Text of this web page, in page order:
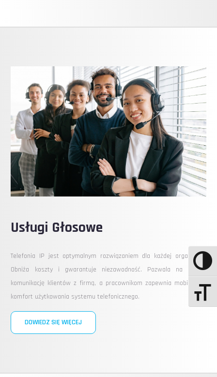
Usługi Głosowe
Telefonia IP jest optymalnym rozwiązaniem dla każdej organizacji.
Obniża koszty i gwarantuje niezawodność. Pozwala na lepszą
komunikację klientów z firmą, a pracownikom zapewnia mobilność i
komfort użytkowania systemu telefonicznego.
DOWIEDZ SIĘ WIĘCEJ